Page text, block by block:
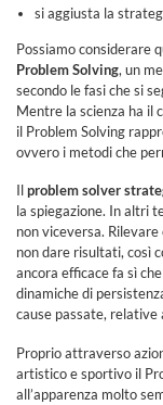
si aggiusta la
Possiamo considerare
Problem Solving, un
secondo le fasi che si
Mentre la scienza ha il
il Problem Solving
ovvero i metodi che
Ilproblem solver
la spiegazione. In altri
non viceversa.
non dare risultati, così
ancora efficace fa sì
dinamiche di
cause passate, relative
Proprio attraverso
artistico e sportivo il
all’apparenza molto